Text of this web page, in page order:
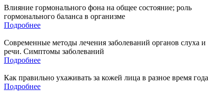
Влияние гормонального фона на общее состояние; роль
гормонального баланса в организме
Подробнее
Современные методы лечения заболеваний органов слуха и
речи. Симптомы заболеваний
Подробнее
Как правильно ухаживать за кожей лица в разное время года
Подробнее